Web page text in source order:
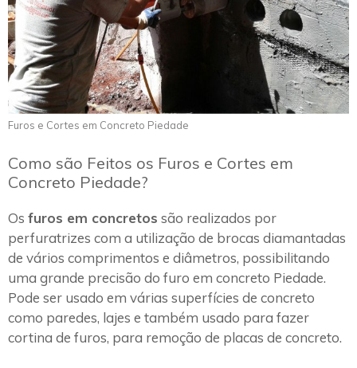
Furos e Cortes em Concreto Piedade
Como são Feitos os Furos e Cortes em
Concreto Piedade?
Os furos em concretos são realizados por
perfuratrizes com a utilização de brocas diamantadas
de vários comprimentos e diâmetros, possibilitando
uma grande precisão do furo em concreto Piedade.
Pode ser usado em várias superfícies de concreto
como paredes, lajes e também usado para fazer
cortina de furos, para remoção de placas de concreto.